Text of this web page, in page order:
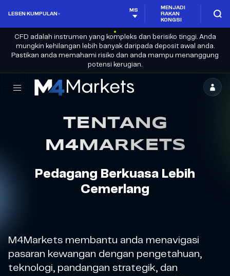
LESEN KUMPULAN
MS
MENJADI
RAKAN
KONGSI
CFD adalah instrumen yang kompleks dan berisiko tinggi. Anda
mungkin kehilangan lebih banyak daripada deposit awal anda.
Pastikan anda memahami risiko dan anda mampu menanggung
potensi kerugian.
M4Markets
Dagangan
Berlesen
TENTANG
M4MARKETS
Pedagang Berkuasa Lebih
Cemerlang
M4Markets membantu anda menavigasi
pasaran kewangan dengan pengetahuan,
teknologi, pandangan strategik, dan